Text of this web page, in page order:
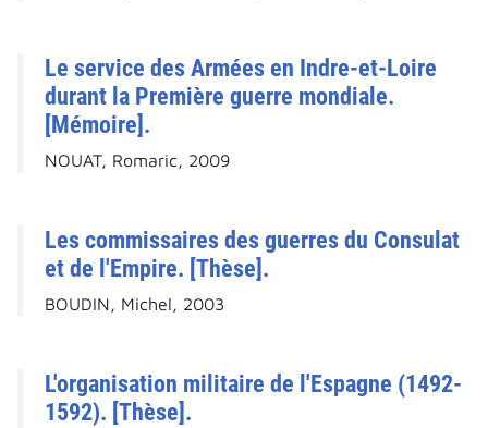
Le service des Armées en Indre-et-Loire
durant la Première guerre mondiale.
[Mémoire].
NOUAT, Romaric, 2009
Les commissaires des guerres du Consulat
et de l'Empire. [Thèse].
BOUDIN, Michel, 2003
L'organisation militaire de l'Espagne (1492-
1592). [Thèse].